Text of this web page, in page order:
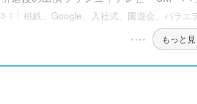
桃鉄、Google、入社式、園遊会、バラ
もっと